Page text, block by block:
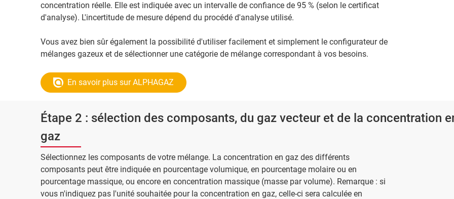
concentration réelle. Elle est indiquée avec un intervalle de confiance de 95 % (selon le certificat
d'analyse). L'incertitude de mesure dépend du procédé d'analyse utilisé.
Vous avez bien sûr également la possibilité d'utiliser facilement et simplement le configurateur de
mélanges gazeux et de sélectionner une catégorie de mélange correspondant à vos besoins.
En savoir plus sur ALPHAGAZ
Étape 2 : sélection des composants, du gaz vecteur et de la concentration
gaz
Sélectionnez les composants de votre mélange. La concentration en gaz des différents
composants peut être indiquée en pourcentage volumique, en pourcentage molaire ou en
pourcentage massique, ou encore en concentration massique (masse par volume). Remarque : si
vous n'indiquez pas l'unité souhaitée pour la concentration en gaz, celle-ci sera calculée en